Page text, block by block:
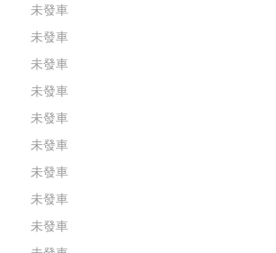
未發車
未發車
未發車
未發車
未發車
未發車
未發車
未發車
未發車